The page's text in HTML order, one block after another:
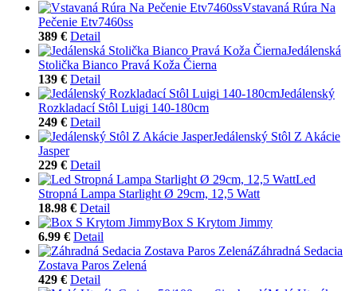
Vstavaná Rúra Na
Pečenie Etv7460ss
389 € Detail
Jedálenská
Stolička Bianco Pravá Koža Čierna
139 € Detail
Jedálenský
Rozkladací Stôl Luigi 140-180cm
249 € Detail
Jedálenský Stôl Z Akácie
Jasper
229 € Detail
Led
Stropná Lampa Starlight Ø 29cm, 12,5 Watt
18.98 € Detail
Box S Krytom Jimmy
6.99 € Detail
Záhradná Sedacia
Zostava Paros Zelená
429 € Detail